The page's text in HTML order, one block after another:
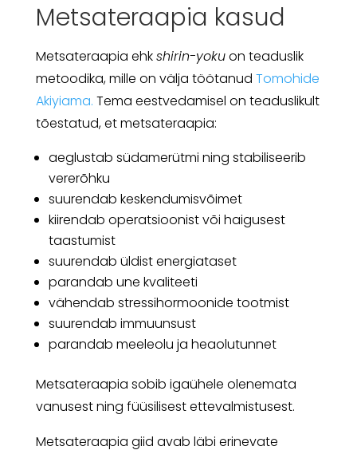
Metsateraapia kasud
Metsateraapia ehkshirin-yokuon teaduslik
metoodika, mille on välja töötanud Tomohide
Akiyiama. Tema eestvedamisel on teaduslikult
tõestatud, et metsateraapia:
aeglustab südamerütmi ning stabiliseerib
vererõhku
suurendab keskendumisvõimet
kiirendab operatsioonist või haigusest
taastumist
suurendab üldist energiataset
parandab une kvaliteeti
vähendab stressihormoonide tootmist
suurendab immuunsust
parandab meeleolu ja heaolutunnet
Metsateraapia sobib igaühele olenemata
vanusest ning füüsilisest ettevalmistusest.
Metsateraapia giid avab läbi erinevate